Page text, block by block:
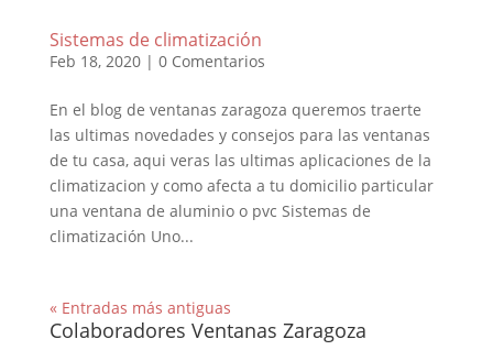
Sistemas de climatización
Feb 18, 2020| 0 Comentarios
En el blog de ventanas zaragoza queremos traerte
las ultimas novedades y consejos para las ventanas
de tu casa, aqui veras las ultimas aplicaciones de la
climatizacion y como afecta a tu domicilio particular
una ventana de aluminio o pvc Sistemas de
climatización Uno...
« Entradas más antiguas
Colaboradores Ventanas Zaragoza